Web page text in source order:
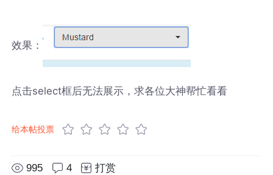
效果：
点击select框后无法展示，求各位大神帮忙看看
给本帖投票
995 4 打赏